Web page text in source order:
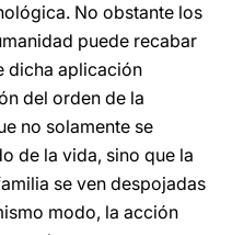
No obstante los
puede recabar
dicha aplicación
del orden de la
no solamente se
de la vida, sino que la
se ven despojadas
modo, la acción